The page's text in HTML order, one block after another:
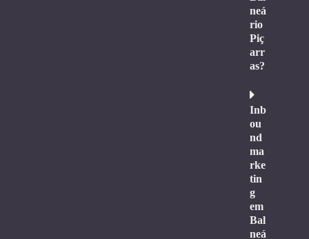
neá
rio
Piç
arr
as?
Inb
ou
nd
ma
rke
tin
g
em
Bal
neá